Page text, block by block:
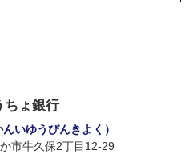
ちょ銀行
いゆうびんきよく）
市牛久保2丁目12-29